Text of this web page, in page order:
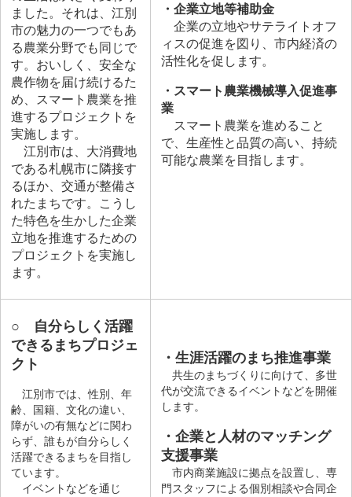
ました。それは、江別
市の魅力の一つでもあ
る農業分野でも同じで
す。おいしく、安全な
農作物を届け続けるた
め、スマート農業を推
進するプロジェクトを
実施します。
江別市は、大消費地
である札幌市に隣接す
るほか、交通が整備さ
れたまちです。こうし
た特色を生かした企業
立地を推進するための
プロジェクトを実施し
ます。
・企業立地等補助金
企業の立地やサテライトオフ
ィスの促進を図り、市内経済の
活性化を促します。
・スマート農業機械導入促進事
業
スマート農業を進めること
で、生産性と品質の高い、持続
可能な農業を目指します。
○
自分らしく活躍
できるまちプロジェ
クト
江別市では、性別、年
齢、国籍、文化の違い、
障がいの有無などに関わ
らず、誰もが自分らしく
活躍できるまちを目指し
ています。
イベントなどを通じ
・生涯活躍のまち推進事業
共生のまちづくりに向けて、多世
代が交流できるイベントなどを開催
します。
・企業と人材のマッチング
支援事業
​ 市内商業施設に拠点を設置し、専
門スタッフによる個別相談や合同企